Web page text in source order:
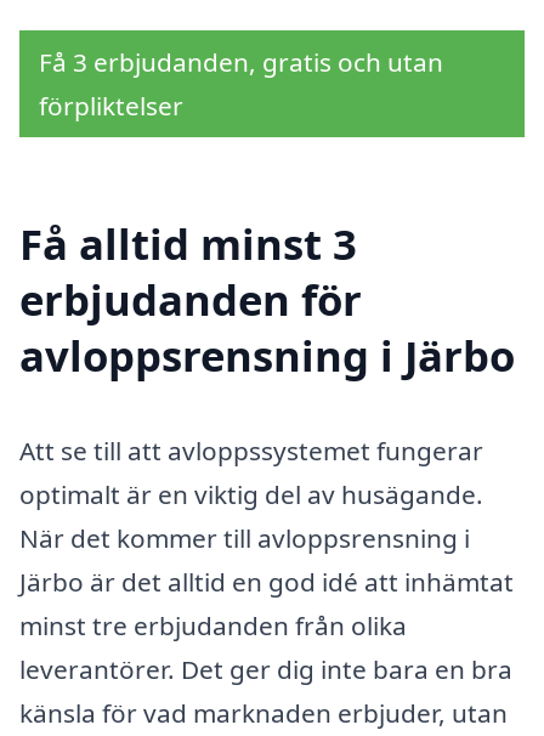
Få 3 erbjudanden, gratis och utan
förpliktelser
Få alltid minst 3
erbjudanden för
avloppsrensning i Järbo
Att se till att avloppssystemet fungerar
optimalt är en viktig del av husägande.
När det kommer till avloppsrensning i
Järbo är det alltid en god idé att inhämtat
minst tre erbjudanden från olika
leverantörer. Det ger dig inte bara en bra
känsla för vad marknaden erbjuder, utan